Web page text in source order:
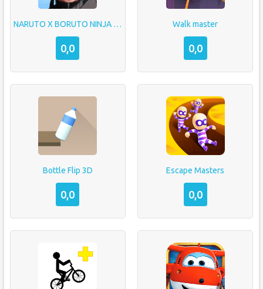
NARUTO X BORUTO NINJA VOLTAGE
0,0
Walk master
0,0
Bottle Flip 3D
0,0
Escape Masters
0,0